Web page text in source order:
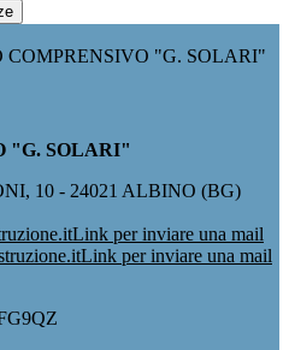
COMPRENSIVO "G. SOLARI"
"G. SOLARI"
10 - 24021 ALBINO (BG)
Link per inviare una mail
Link per inviare una mail